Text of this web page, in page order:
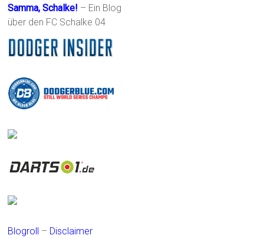
Samma, Schalke! – Ein Blog
über den FC Schalke 04
Blogroll – Disclaimer